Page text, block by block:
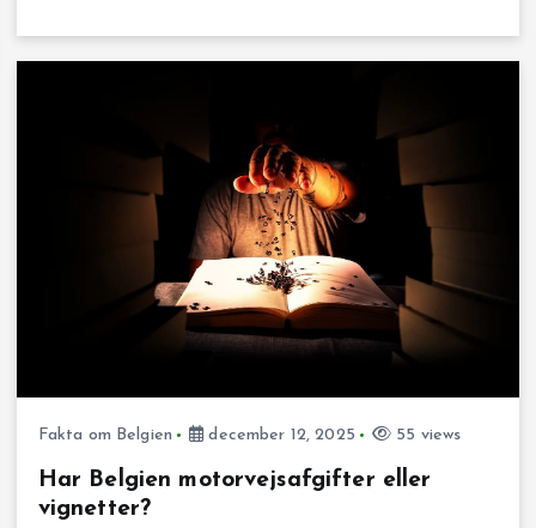
Fakta om Belgien december 12, 2025 55 views
Har Belgien motorvejsafgifter eller
vignetter?